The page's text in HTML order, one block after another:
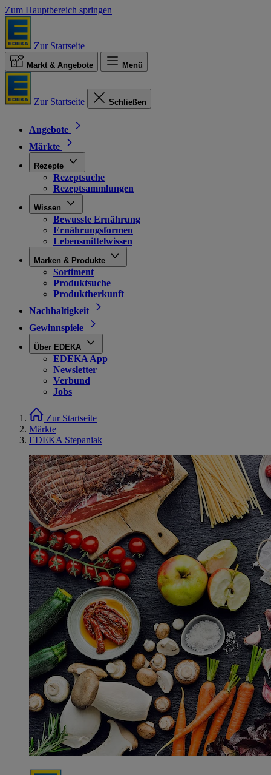
Zum Hauptbereich springen
Zur Startseite
Markt & Angebote Menü
Zur Startseite Schließen
Angebote
Märkte
Rezepte
Rezeptsuche
Rezeptsammlungen
Wissen
Bewusste Ernährung
Ernährungsformen
Lebensmittelwissen
Marken & Produkte
Sortiment
Produktsuche
Produktherkunft
Nachhaltigkeit
Gewinnspiele
Über EDEKA
EDEKA App
Newsletter
Verbund
Jobs
Zur Startseite
Märkte
EDEKA Stepaniak